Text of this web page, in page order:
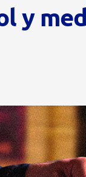
y